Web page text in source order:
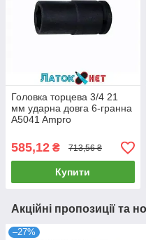
Головка торцева 3/4 21
мм ударна довга 6-гранна
A5041 Ampro
585,12 ₴ 713,56 ₴
Купити
Акційні пропозиції та
–27%